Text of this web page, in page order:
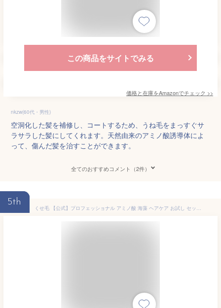
この商品をサイトでみる
価格と在庫をAmazonでチェック >>
nkzw(60代・男性)
空洞化した髪を補修し、コートするため、うね毛をまっすぐサ
ラサラした髪にしてくれます。天然由来のアミノ酸誘導体によ
って、傷んだ髪を治すことができます。
全てのおすすめコメント（2件）
5th
くせ毛 【公式】プロフェッショナル アミノ酸 海藻 ヘアケア お試し セット 送料無料 【シャンプー コンディショナー 各 1000ml ヘアパック 800g】 癖毛 改善 縮毛 縮毛矯正 髪質改善 髪 さらさら しっとり うるうる サラ トリートメント 保湿 美容 いい 香り